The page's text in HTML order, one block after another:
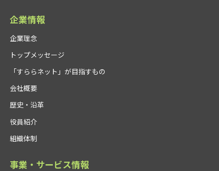
企業情報
企業理念
トップメッセージ
「すららネット」が目指すもの
会社概要
歴史・沿革
役員紹介
組織体制
事業・サービス情報